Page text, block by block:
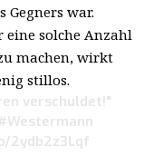
Gegners war.
eine solche Anzahl
machen, wirkt
stillos.
verschuldet!"
2ydb2z3Lqf